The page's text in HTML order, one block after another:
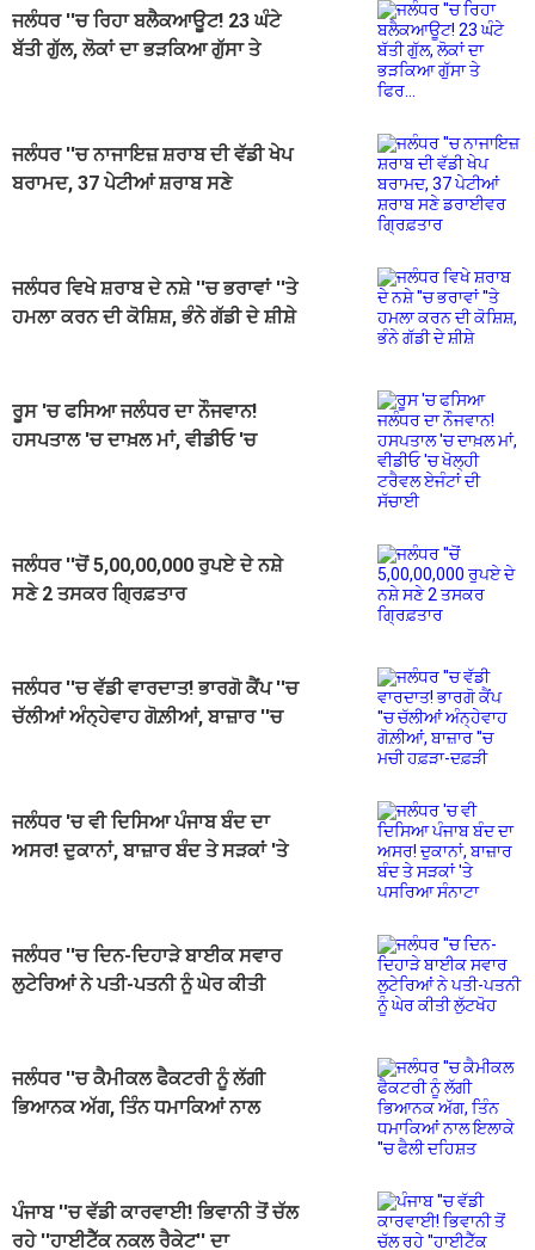
ਜਲੰਧਰ ''ਚ ਰਿਹਾ ਬਲੈਕਆਊਟ! 23 ਘੰਟੇ
ਬੱਤੀ ਗੁੱਲ, ਲੋਕਾਂ ਦਾ ਭੜਕਿਆ ਗੁੱਸਾ ਤੇ
ਜਲੰਧਰ ''ਚ ਨਾਜਾਇਜ਼ ਸ਼ਰਾਬ ਦੀ ਵੱਡੀ ਖੇਪ
ਬਰਾਮਦ, 37 ਪੇਟੀਆਂ ਸ਼ਰਾਬ ਸਣੇ
ਜਲੰਧਰ ਵਿਖੇ ਸ਼ਰਾਬ ਦੇ ਨਸ਼ੇ ''ਚ ਭਰਾਵਾਂ ''ਤੇ
ਹਮਲਾ ਕਰਨ ਦੀ ਕੋਸ਼ਿਸ਼, ਭੰਨੇ ਗੱਡੀ ਦੇ ਸ਼ੀਸ਼ੇ
ਰੂਸ 'ਚ ਫਸਿਆ ਜਲੰਧਰ ਦਾ ਨੌਜਵਾਨ!
ਹਸਪਤਾਲ 'ਚ ਦਾਖ਼ਲ ਮਾਂ, ਵੀਡੀਓ 'ਚ
ਜਲੰਧਰ ''ਚੋਂ 5,00,00,000 ਰੁਪਏ ਦੇ ਨਸ਼ੇ
ਸਣੇ 2 ਤਸਕਰ ਗ੍ਰਿਫ਼ਤਾਰ
ਜਲੰਧਰ ''ਚ ਵੱਡੀ ਵਾਰਦਾਤ! ਭਾਰਗੋ ਕੈਂਪ ''ਚ
ਚੱਲੀਆਂ ਅੰਨ੍ਹੇਵਾਹ ਗੋਲ਼ੀਆਂ, ਬਾਜ਼ਾਰ ''ਚ
ਜਲੰਧਰ 'ਚ ਵੀ ਦਿਸਿਆ ਪੰਜਾਬ ਬੰਦ ਦਾ
ਅਸਰ! ਦੁਕਾਨਾਂ, ਬਾਜ਼ਾਰ ਬੰਦ ਤੇ ਸੜਕਾਂ 'ਤੇ
ਜਲੰਧਰ ''ਚ ਦਿਨ-ਦਿਹਾੜੇ ਬਾਈਕ ਸਵਾਰ
ਲੁਟੇਰਿਆਂ ਨੇ ਪਤੀ-ਪਤਨੀ ਨੂੰ ਘੇਰ ਕੀਤੀ
ਜਲੰਧਰ ''ਚ ਕੈਮੀਕਲ ਫੈਕਟਰੀ ਨੂੰ ਲੱਗੀ
ਭਿਆਨਕ ਅੱਗ, ਤਿੰਨ ਧਮਾਕਿਆਂ ਨਾਲ
ਪੰਜਾਬ ''ਚ ਵੱਡੀ ਕਾਰਵਾਈ! ਭਿਵਾਨੀ ਤੋਂ ਚੱਲ
ਰਹੇ ''ਹਾਈਟੈੱਕ ਨਕਲ ਰੈਕੇਟ'' ਦਾ